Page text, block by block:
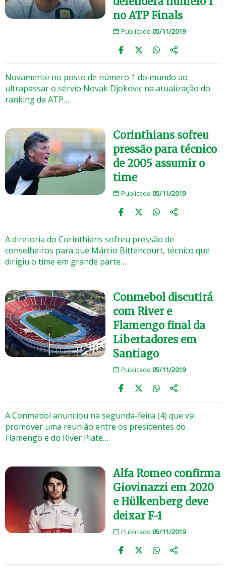
no ATP Finals
Publicado 05/11/2019
Novamente no posto de número 1 do mundo ao
ultrapassar o sérvio Novak Djokovic na atualização do
ranking da ATP…
Corinthians sofreu
pressão para técnico
de 2005 assumir o
time
Publicado 05/11/2019
A diretoria do Corinthians sofreu pressão de
conselheiros para que Márcio Bittencourt, técnico que
dirigiu o time em grande parte…
Conmebol discutirá
com River e
Flamengo final da
Libertadores em
Santiago
Publicado 05/11/2019
A Conmebol anunciou na segunda-feira (4) que vai
promover uma reunião entre os presidentes do
Flamengo e do River Plate…
Alfa Romeo confirma
Giovinazzi em 2020
e Hülkenberg deve
deixar F-1
Publicado 05/11/2019